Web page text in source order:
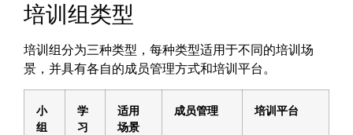
培训组类型
培训组分为三种类型，每种类型适用于不同的培训场
景，并具有各自的成员管理方式和培训平台。
小
组
学
习
适用
场景
成员管理 培训平台